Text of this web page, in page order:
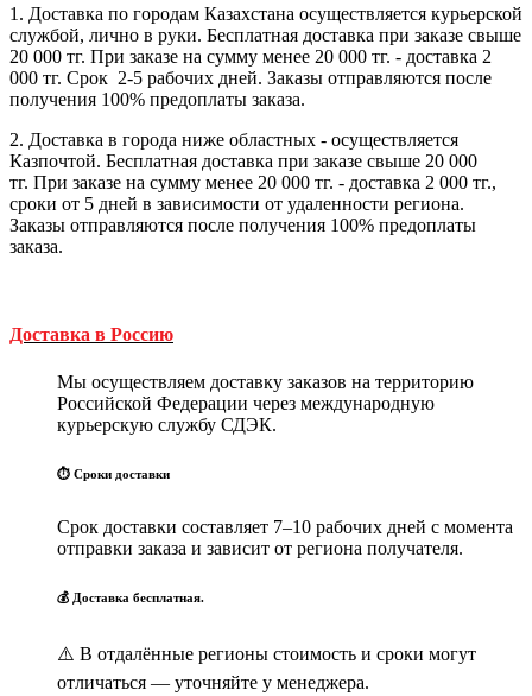
1. Доставка по городам Казахстана осуществляется курьерской
службой, лично в руки. Бесплатная доставка при заказе свыше
20 000 тг. При заказе на сумму менее 20 000 тг. - доставка 2
000 тг. Cрок 2-5 рабочих дней. Заказы отправляются после
получения 100% предоплаты заказа.
2. Доставка в города ниже областных - осуществляется
Казпочтой. Бесплатная доставка при заказе свыше 20 000
тг. При заказе на сумму менее 20 000 тг. - доставка 2 000 тг.,
сроки от 5 дней в зависимости от удаленности региона.
Заказы отправляются после получения 100% предоплаты
заказа.
Доставка в Россию
Мы осуществляем доставку заказов на территорию
Российской Федерации через международную
курьерскую службу СДЭК.
⏱ Сроки доставки
Срок доставки составляет 7–10 рабочих дней с момента
отправки заказа и зависит от региона получателя.
💰 Доставка бесплатная.
⚠️ В отдалённые регионы стоимость и сроки могут
отличаться — уточняйте у менеджера.